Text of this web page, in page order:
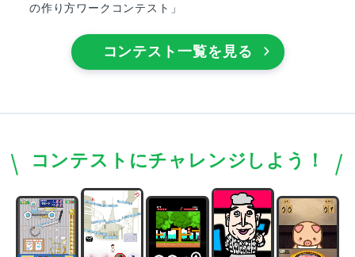
の作り方ワークコンテスト」
コンテスト一覧を見る
コンテストにチャレンジしよう！